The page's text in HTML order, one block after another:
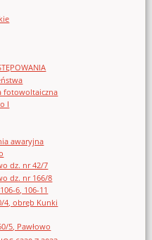
fotowoltaiczna
I
awaryjna
dz. nr 42/7
dz. nr 166/8
6, 106-11
4, obręb Kunki
5, Pawłowo